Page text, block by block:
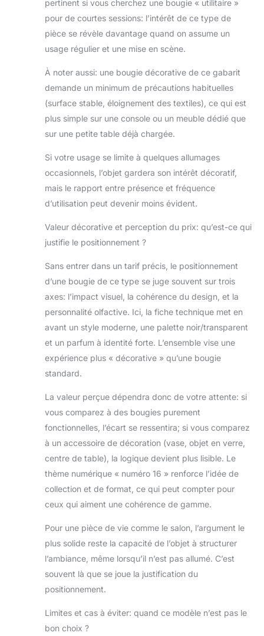
pertinent si vous cherchez une bougie « utilitaire »
pour de courtes sessions: l’intérêt de ce type de
pièce se révèle davantage quand on assume un
usage régulier et une mise en scène.
À noter aussi: une bougie décorative de ce gabarit
demande un minimum de précautions habituelles
(surface stable, éloignement des textiles), ce qui est
plus simple sur une console ou un meuble dédié que
sur une petite table déjà chargée.
Si votre usage se limite à quelques allumages
occasionnels, l’objet gardera son intérêt décoratif,
mais le rapport entre présence et fréquence
d’utilisation peut devenir moins évident.
Valeur décorative et perception du prix: qu’est-ce qui
justifie le positionnement ?
Sans entrer dans un tarif précis, le positionnement
d’une bougie de ce type se juge souvent sur trois
axes: l’impact visuel, la cohérence du design, et la
personnalité olfactive. Ici, la fiche technique met en
avant un style moderne, une palette noir/transparent
et un parfum à identité forte. L’ensemble vise une
expérience plus « décorative » qu’une bougie
standard.
La valeur perçue dépendra donc de votre attente: si
vous comparez à des bougies purement
fonctionnelles, l’écart se ressentira; si vous comparez
à un accessoire de décoration (vase, objet en verre,
centre de table), la logique devient plus lisible. Le
thème numérique « numéro 16 » renforce l’idée de
collection et de format, ce qui peut compter pour
ceux qui aiment une cohérence de gamme.
Pour une pièce de vie comme le salon, l’argument le
plus solide reste la capacité de l’objet à structurer
l’ambiance, même lorsqu’il n’est pas allumé. C’est
souvent là que se joue la justification du
positionnement.
Limites et cas à éviter: quand ce modèle n’est pas le
bon choix ?